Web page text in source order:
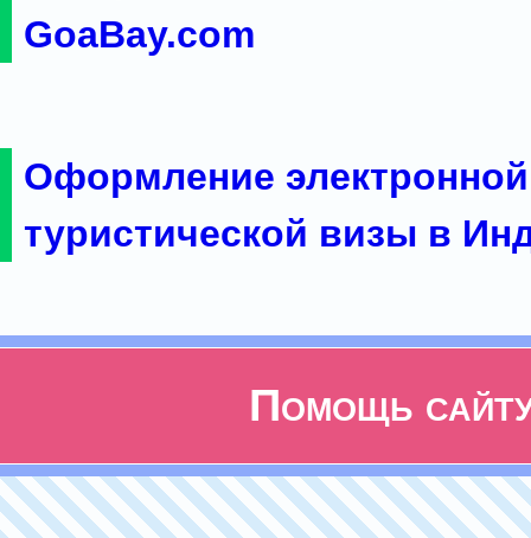
GoaBay.com
Оформление электронной
туристической визы в
Помощь